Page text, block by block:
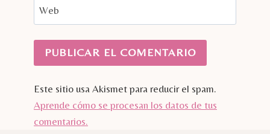
Web
Este sitio usa Akismet para reducir el spam.
Aprende cómo se procesan los datos de tus
comentarios.